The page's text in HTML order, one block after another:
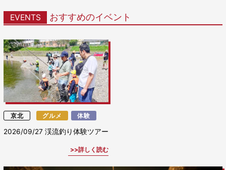
EVENTS おすすめのイベント
京北 グルメ 体験
2026/09/27渓流釣り体験ツアー
詳しく読む